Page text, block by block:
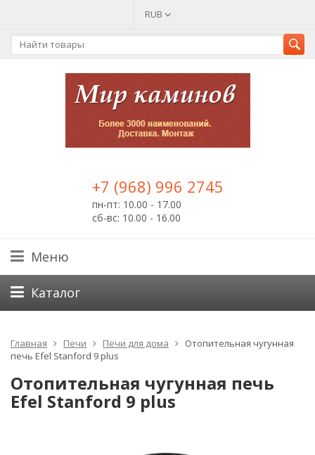
RUB
+7 (968) 996 2745
пн-пт: 10.00 - 17.00
сб-вс: 10.00 - 16.00
Меню
Каталог
Главная Печи Печи для дома
Отопительная чугунная
печь Efel Stanford 9 plus
Отопительная чугунная печь
Efel Stanford 9 plus